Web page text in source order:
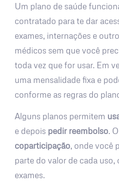
Um plano de saúde
contratado para te dar
exames, internações e
médicos sem que você
toda vez que for usar. Em
uma mensalidade fixa e
conforme as regras do
Alguns planos permitem
e depois pedir reembolso.
coparticipação, onde você
parte do valor de cada
exames.